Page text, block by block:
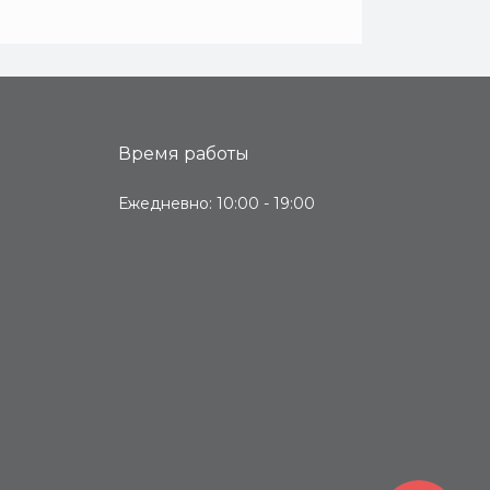
Время работы
Ежедневно: 10:00 - 19:00